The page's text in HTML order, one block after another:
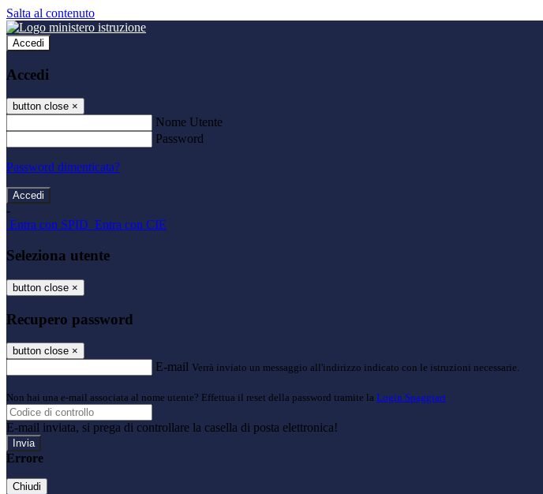
Salta al contenuto
Accedi
Accedi
button close ×
Nome Utente
Password
Password dimenticata?
-
Entra con SPID Entra con CIE
Seleziona utente
button close ×
Recupero password
button close ×
E-mail Verrà inviato un messaggio all'indirizzo indicato con le istruzioni necessarie.
Non hai una e-mail associata al nome utente? Effettua il reset della password tramite la Login Spaggiari
E-mail inviata, si prega di controllare la casella di posta elettronica!
Errore
Chiudi